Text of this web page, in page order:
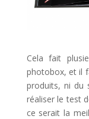
Cela fait
photobox, et il
produits, ni du
réaliser le test
ce serait la